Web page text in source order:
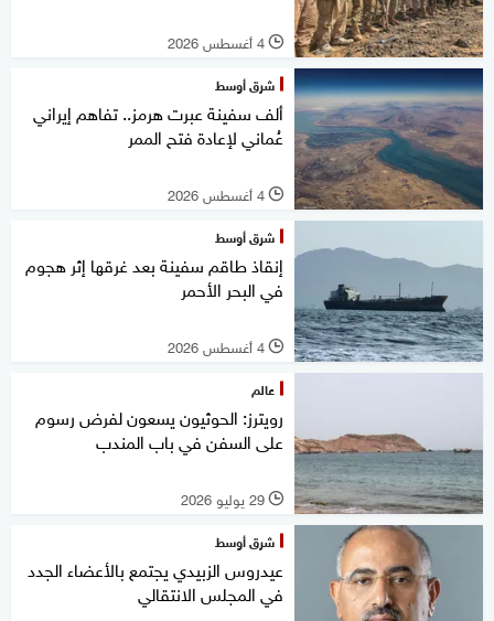
l 4 أغسطس 2026
شرق أوسط
ألف سفينة عبرت هرمز.. تفاهم إيراني
عُماني لإعادة فتح الممر
l 4 أغسطس 2026
شرق أوسط
إنقاذ طاقم سفينة بعد غرقها إثر هجوم
في البحر الأحمر
l 4 أغسطس 2026
عالم
رويترز: الحوثيون يسعون لفرض رسوم
على السفن في باب المندب
l 29 يوليو 2026
شرق أوسط
عيدروس الزبيدي يجتمع بالأعضاء الجدد
في المجلس الانتقالي